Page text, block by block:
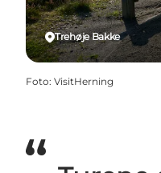
Trehøje Bakke
Foto: VisitHerning